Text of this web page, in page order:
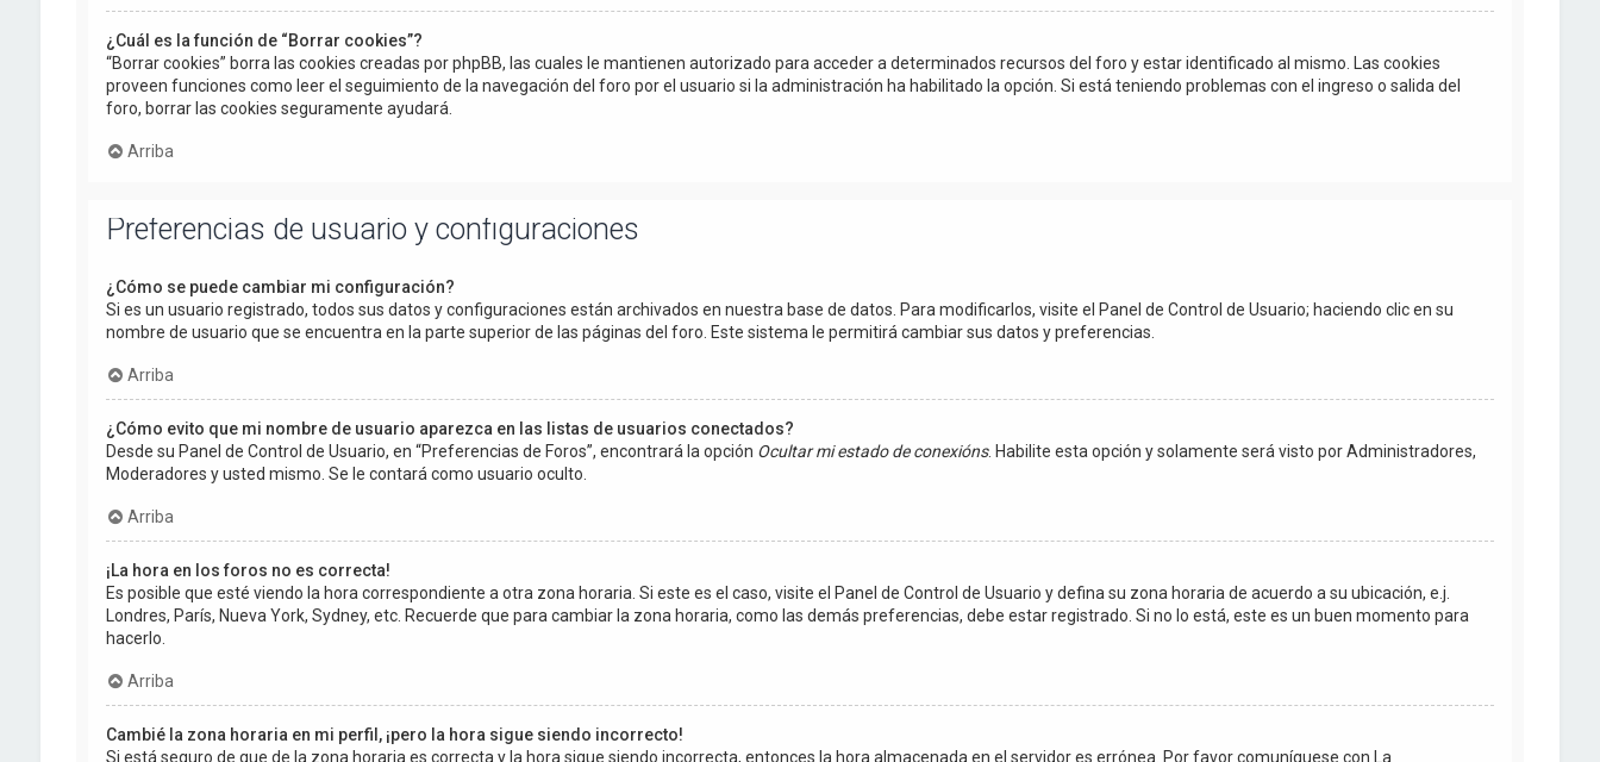
¿Cuál es la función de “Borrar cookies”?
“Borrar cookies” borra las cookies creadas por phpBB, las cuales le mantienen autorizado para acceder a determinados recursos del foro y estar identificado al mismo. Las cookies
proveen funciones como leer el seguimiento de la navegación del foro por el usuario si la administración ha habilitado la opción. Si está teniendo problemas con el ingreso o salida del
foro, borrar las cookies seguramente ayudará.
Arriba
Preferencias de usuario y configuraciones
¿Cómo se puede cambiar mi configuración?
Si es un usuario registrado, todos sus datos y configuraciones están archivados en nuestra base de datos. Para modificarlos, visite el Panel de Control de Usuario; haciendo clic en su
nombre de usuario que se encuentra en la parte superior de las páginas del foro. Este sistema le permitirá cambiar sus datos y preferencias.
Arriba
¿Cómo evito que mi nombre de usuario aparezca en las listas de usuarios conectados?
Desde su Panel de Control de Usuario, en “Preferencias de Foros”, encontrará la opción Ocultar mi estado de conexións. Habilite esta opción y solamente será visto por Administradores,
Moderadores y usted mismo. Se le contará como usuario oculto.
Arriba
¡La hora en los foros no es correcta!
Es posible que esté viendo la hora correspondiente a otra zona horaria. Si este es el caso, visite el Panel de Control de Usuario y defina su zona horaria de acuerdo a su ubicación, e.j.
Londres, París, Nueva York, Sydney, etc. Recuerde que para cambiar la zona horaria, como las demás preferencias, debe estar registrado. Si no lo está, este es un buen momento para
hacerlo.
Arriba
Cambié la zona horaria en mi perfil, ¡pero la hora sigue siendo incorrecto!
Si está seguro de que de la zona horaria es correcta y la hora sigue siendo incorrecta, entonces la hora almacenada en el servidor es errónea. Por favor comuníquese con La